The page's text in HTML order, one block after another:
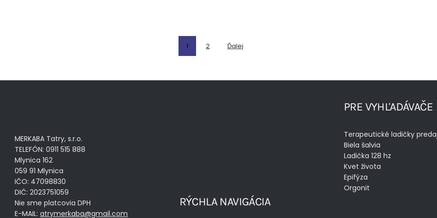
1 2 Ďalej
MERKABA Tatry, s.r.o.
TELEFÓN: 0911 515 888
Mlynica 162
059 91 Mlynica
IČO: 47098830
DIČ: 2023751059
Nie sme platcovia DPH
E-MAIL: atrymerkaba@gmail.com
PRE VYHĽADÁVAČE
Terapeutické ladičky
Biela šalvia
Ladička 128 hz
Kvet života
Epifýza
Orgonit
RÝCHLA NAVIGÁCIA